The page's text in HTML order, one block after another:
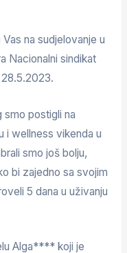
na sudjelovanje u
Nacionalni sindikat
smo postigli na
i wellness vikenda u
smo još bolju,
bi zajedno sa svojim
5 dana u uživanju
Alga**** koji je